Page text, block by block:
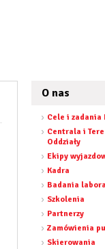
O nas
Cele i zadania
Centrala i
Oddziały
Ekipy
Kadra
Badania
Szkolenia
Partnerzy
Zamówienia
Skierowania